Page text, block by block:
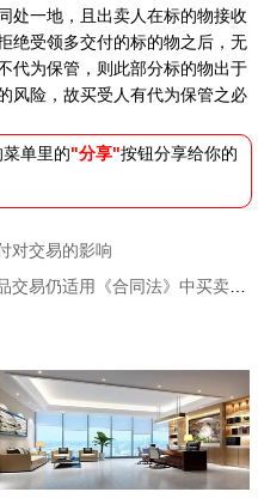
处一地，且出卖人在标的物接收
绝受领多交付的标的物之后，无
代为保管，则此部分标的物出于
风险，故买受人有代为保管之必
单里的"分享"按钮分享给你的
对交易的影响
适用《合同法》中买卖合同的规定